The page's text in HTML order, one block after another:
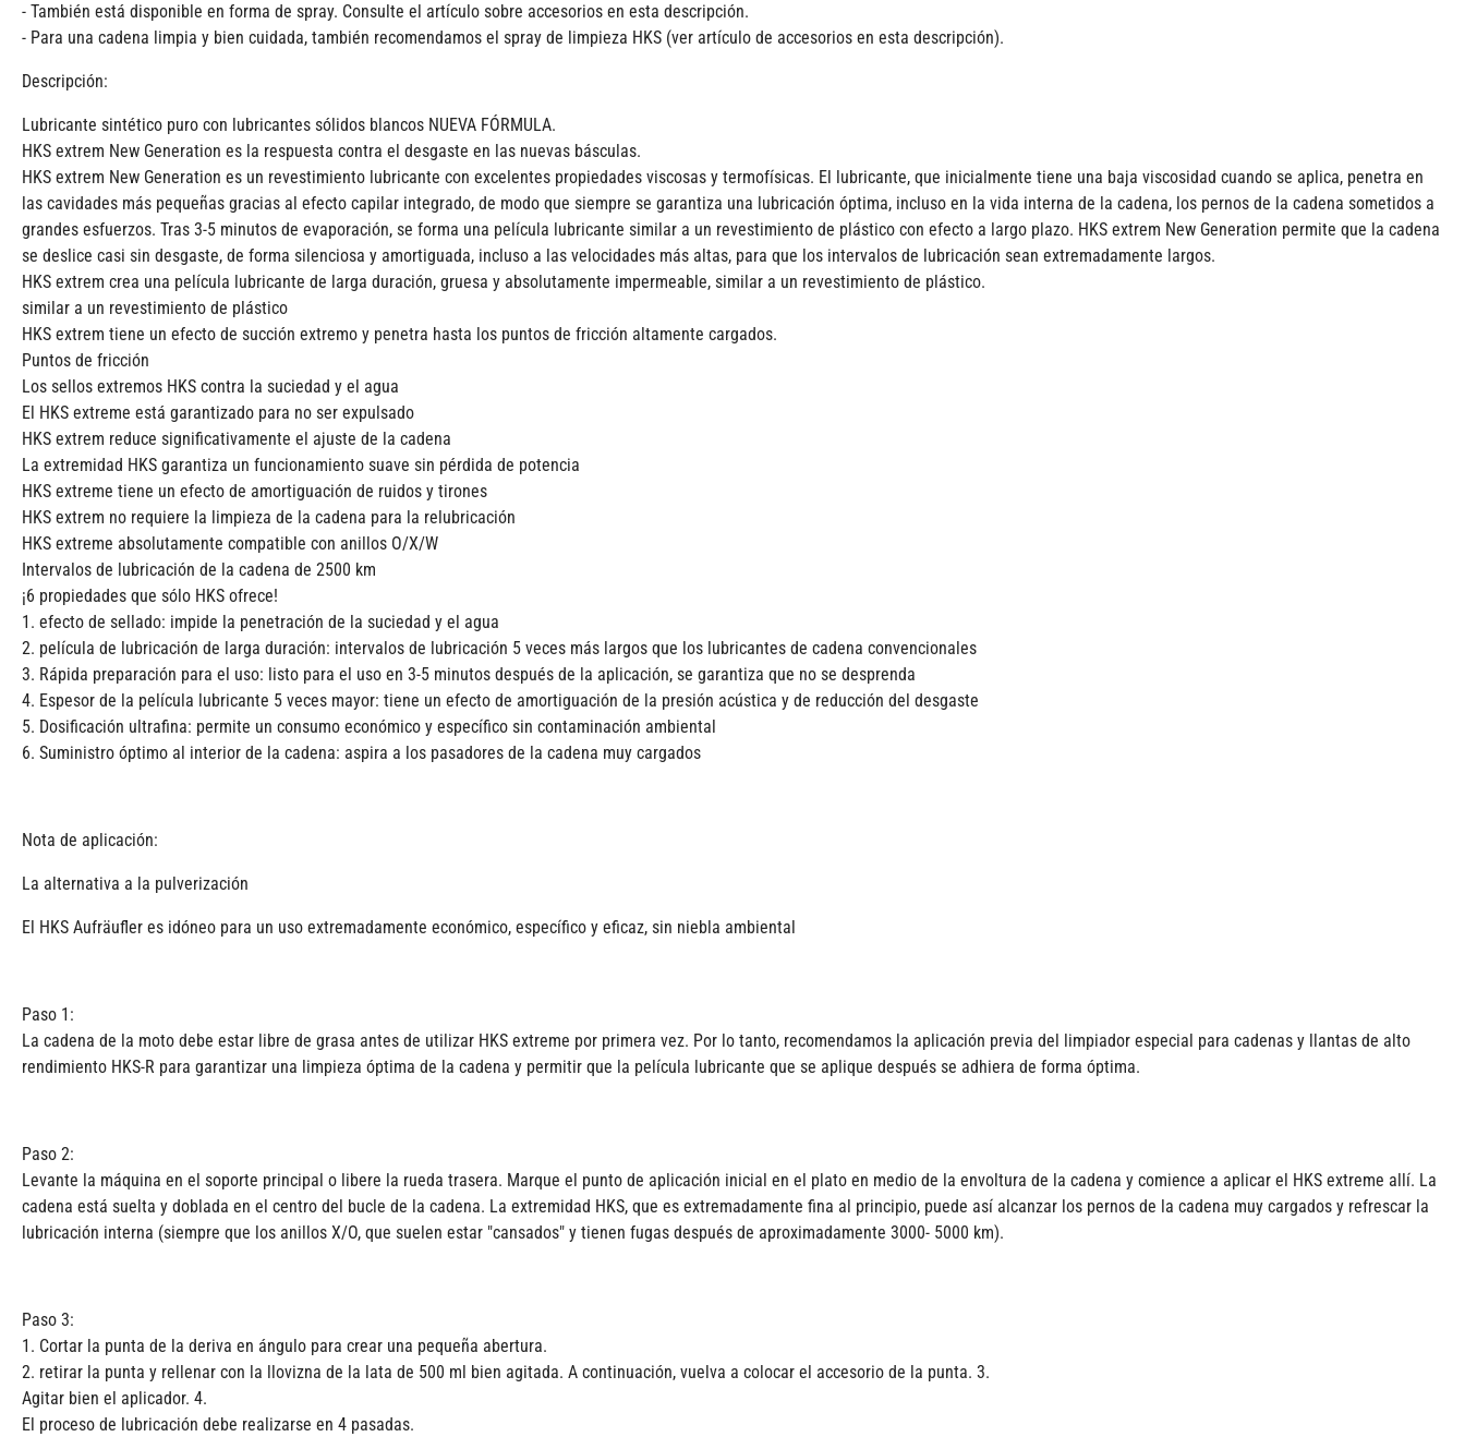
- También está disponible en forma de spray. Consulte el artículo sobre accesorios en esta descripción.
- Para una cadena limpia y bien cuidada, también recomendamos el spray de limpieza HKS (ver artículo de accesorios en esta descripción).
Descripción:
Lubricante sintético puro con lubricantes sólidos blancos NUEVA FÓRMULA.
HKS extrem New Generation es la respuesta contra el desgaste en las nuevas básculas.
HKS extrem New Generation es un revestimiento lubricante con excelentes propiedades viscosas y termofísicas. El lubricante, que inicialmente tiene una baja viscosidad cuando se aplica, penetra en
las cavidades más pequeñas gracias al efecto capilar integrado, de modo que siempre se garantiza una lubricación óptima, incluso en la vida interna de la cadena, los pernos de la cadena sometidos a
grandes esfuerzos. Tras 3-5 minutos de evaporación, se forma una película lubricante similar a un revestimiento de plástico con efecto a largo plazo. HKS extrem New Generation permite que la cadena
se deslice casi sin desgaste, de forma silenciosa y amortiguada, incluso a las velocidades más altas, para que los intervalos de lubricación sean extremadamente largos.
HKS extrem crea una película lubricante de larga duración, gruesa y absolutamente impermeable, similar a un revestimiento de plástico.
similar a un revestimiento de plástico
HKS extrem tiene un efecto de succión extremo y penetra hasta los puntos de fricción altamente cargados.
Puntos de fricción
Los sellos extremos HKS contra la suciedad y el agua
El HKS extreme está garantizado para no ser expulsado
HKS extrem reduce significativamente el ajuste de la cadena
La extremidad HKS garantiza un funcionamiento suave sin pérdida de potencia
HKS extreme tiene un efecto de amortiguación de ruidos y tirones
HKS extrem no requiere la limpieza de la cadena para la relubricación
HKS extreme absolutamente compatible con anillos O/X/W
Intervalos de lubricación de la cadena de 2500 km
¡6 propiedades que sólo HKS ofrece!
1. efecto de sellado: impide la penetración de la suciedad y el agua
2. película de lubricación de larga duración: intervalos de lubricación 5 veces más largos que los lubricantes de cadena convencionales
3. Rápida preparación para el uso: listo para el uso en 3-5 minutos después de la aplicación, se garantiza que no se desprenda
4. Espesor de la película lubricante 5 veces mayor: tiene un efecto de amortiguación de la presión acústica y de reducción del desgaste
5. Dosificación ultrafina: permite un consumo económico y específico sin contaminación ambiental
6. Suministro óptimo al interior de la cadena: aspira a los pasadores de la cadena muy cargados
Nota de aplicación:
La alternativa a la pulverización
El HKS Aufräufler es idóneo para un uso extremadamente económico, específico y eficaz, sin niebla ambiental
Paso 1:
La cadena de la moto debe estar libre de grasa antes de utilizar HKS extreme por primera vez. Por lo tanto, recomendamos la aplicación previa del limpiador especial para cadenas y llantas de alto
rendimiento HKS-R para garantizar una limpieza óptima de la cadena y permitir que la película lubricante que se aplique después se adhiera de forma óptima.
Paso 2:
Levante la máquina en el soporte principal o libere la rueda trasera. Marque el punto de aplicación inicial en el plato en medio de la envoltura de la cadena y comience a aplicar el HKS extreme allí. La
cadena está suelta y doblada en el centro del bucle de la cadena. La extremidad HKS, que es extremadamente fina al principio, puede así alcanzar los pernos de la cadena muy cargados y refrescar la
lubricación interna (siempre que los anillos X/O, que suelen estar "cansados" y tienen fugas después de aproximadamente 3000- 5000 km).
Paso 3:
1. Cortar la punta de la deriva en ángulo para crear una pequeña abertura.
2. retirar la punta y rellenar con la llovizna de la lata de 500 ml bien agitada. A continuación, vuelva a colocar el accesorio de la punta. 3.
Agitar bien el aplicador. 4.
El proceso de lubricación debe realizarse en 4 pasadas.